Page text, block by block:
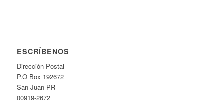
ESCRÍBENOS
Dirección Postal
P.O Box 192672
San Juan PR
00919-2672